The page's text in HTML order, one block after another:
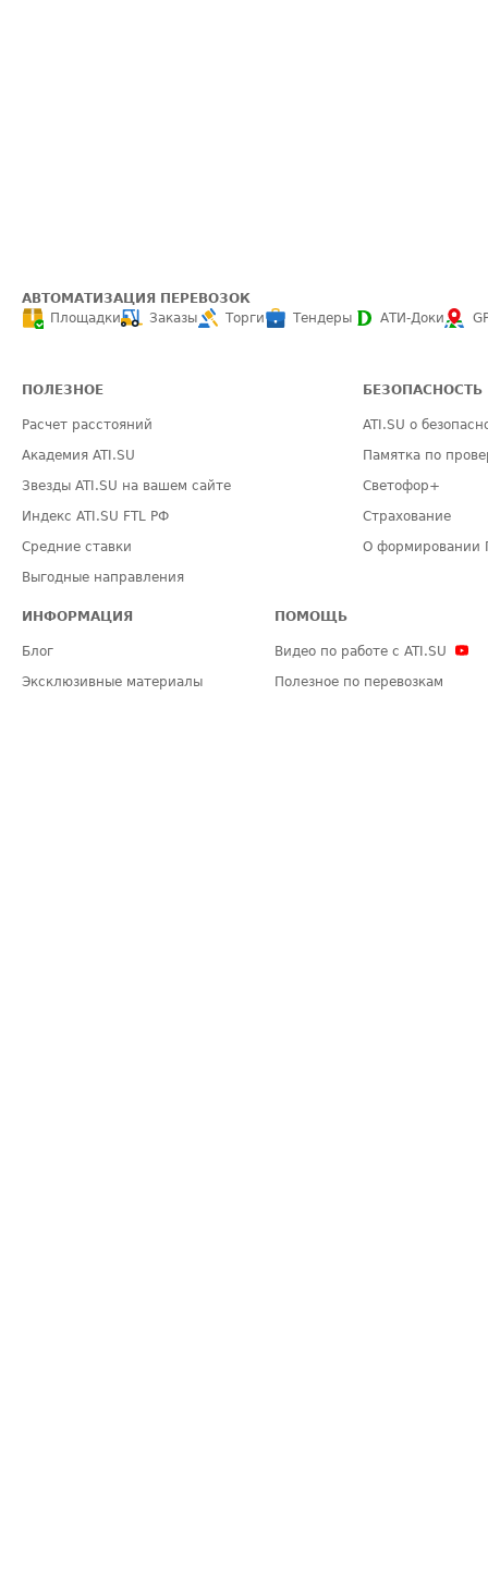
АВТОМАТИЗАЦИЯ ПЕРЕВОЗОК
Площадки
Заказы Торги Тендеры АТИ-Доки
ПОЛЕЗНОЕ
Расчет расстояний
Академия ATI.SU
Звезды ATI.SU на вашем сайте
Индекс ATI.SU FTL РФ
Средние ставки
Выгодные направления
БЕЗОПАСНОСТЬ
ATI.SU о
Памятка по
Светофор+
Страхование
О формировании
ИНФОРМАЦИЯ
Блог
Эксклюзивные материалы
ПОМОЩЬ
Видео по работе с ATI.SU
Полезное по перевозкам